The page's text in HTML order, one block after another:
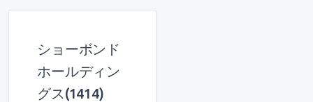
ショーボンド
ホールディン
グス(1414)